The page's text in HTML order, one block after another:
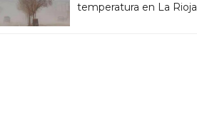
temperatura en La Rioja